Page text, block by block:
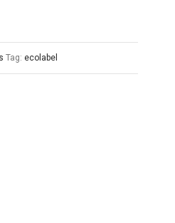
Tag: ecolabel